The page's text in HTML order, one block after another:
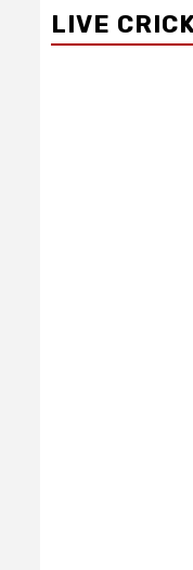
LIVE